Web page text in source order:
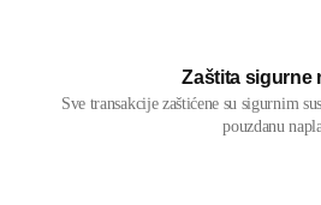
Zaštita sigurne
Sve transakcije zaštićene su sigurnim
pouzdanu